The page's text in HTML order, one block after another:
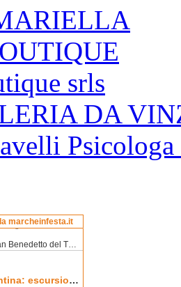
srls
DA
Psicologa